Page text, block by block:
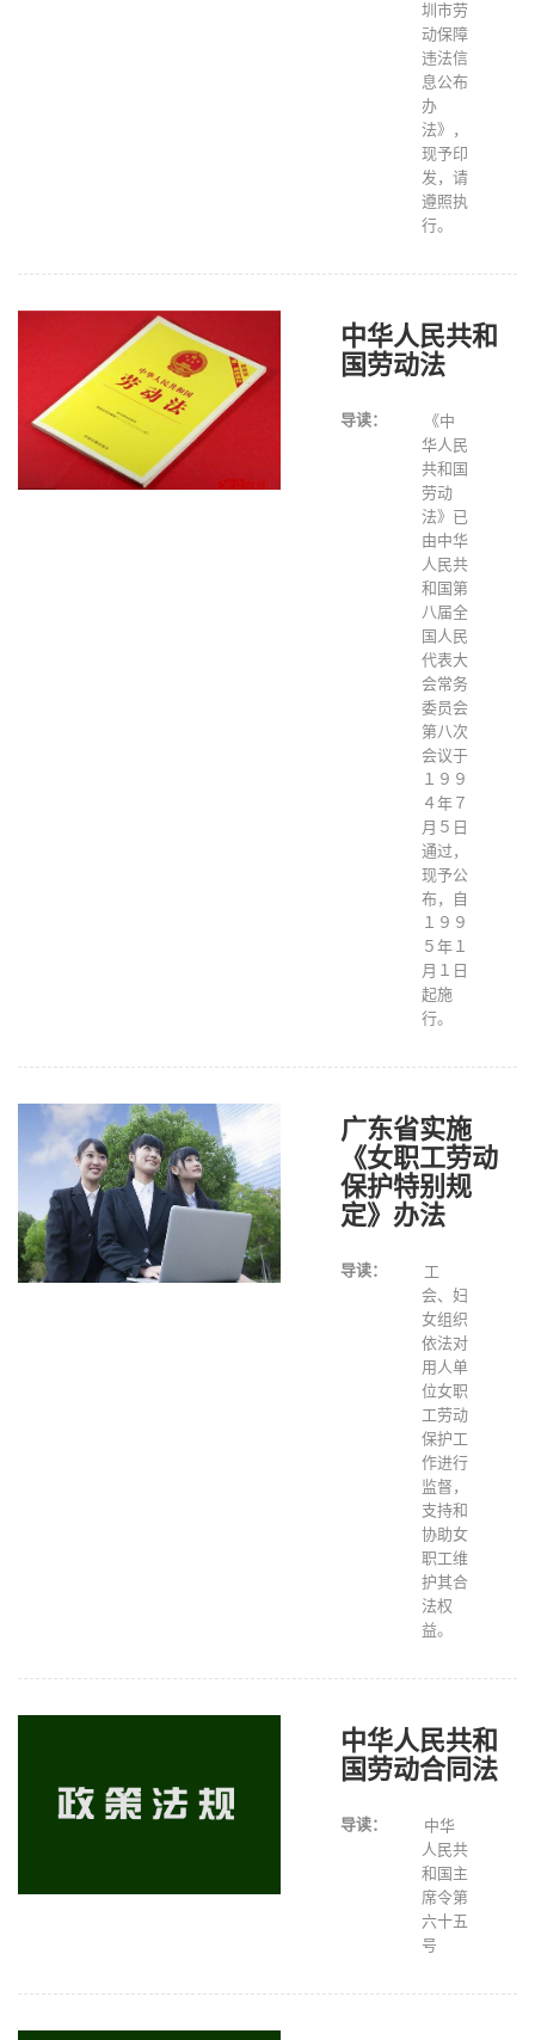
圳市劳
动保障
违法信
息公布
办
法》，
现予印
发，请
遵照执
行。
中华人民共和
国劳动法
导读：
《中
华人民
共和国
劳动
法》已
由中华
人民共
和国第
八届全
国人民
代表大
会常务
委员会
第八次
会议于
１９９
４年７
月５日
通过，
现予公
布，自
１９９
５年１
月１日
起施
行。
广东省实施
《女职工劳动
保护特别规
定》办法
导读：
工
会、妇
女组织
依法对
用人单
位女职
工劳动
保护工
作进行
监督，
支持和
协助女
职工维
护其合
法权
益。
中华人民共和
国劳动合同法
导读：
中华
人民共
和国主
席令第
六十五
号